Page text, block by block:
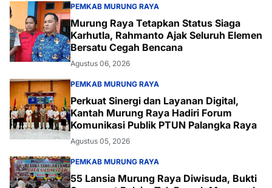
PEMKAB MURUNG RAYA
Murung Raya Tetapkan Status Siaga
Karhutla, Rahmanto Ajak Seluruh Elemen
Bersatu Cegah Bencana
Agustus 06, 2026
PEMKAB MURUNG RAYA
Perkuat Sinergi dan Layanan Digital,
Kantah Murung Raya Hadiri Forum
Komunikasi Publik PTUN Palangka Raya
Agustus 05, 2026
PEMKAB MURUNG RAYA
55 Lansia Murung Raya Diwisuda, Bukti